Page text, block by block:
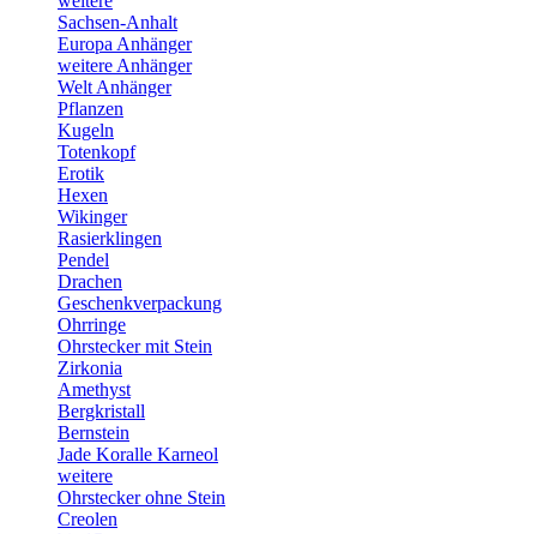
Sachsen-Anhalt
Europa Anhänger
weitere Anhänger
Welt Anhänger
Pflanzen
Kugeln
Totenkopf
Erotik
Hexen
Wikinger
Rasierklingen
Pendel
Drachen
Geschenkverpackung
Ohrringe
Ohrstecker mit Stein
Zirkonia
Amethyst
Bergkristall
Bernstein
Jade Koralle Karneol
weitere
Ohrstecker ohne Stein
Creolen